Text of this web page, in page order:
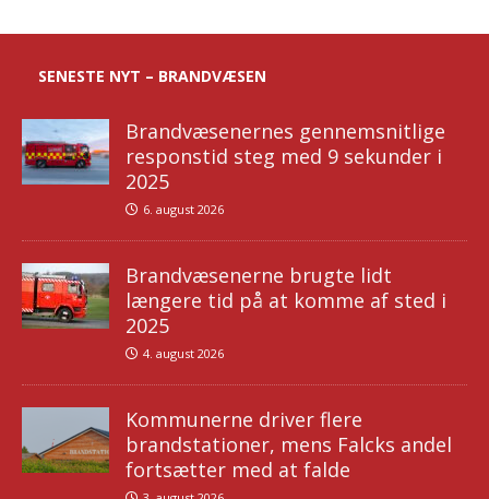
SENESTE NYT – BRANDVÆSEN
Brandvæsenernes gennemsnitlige
responstid steg med 9 sekunder i
2025
6. august 2026
Brandvæsenerne brugte lidt
længere tid på at komme af sted i
2025
4. august 2026
Kommunerne driver flere
brandstationer, mens Falcks andel
fortsætter med at falde